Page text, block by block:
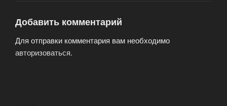
Добавить комментарий
Для отправки комментария вам необходимо
авторизоваться.